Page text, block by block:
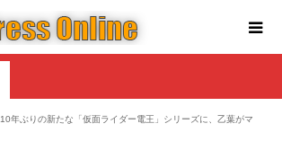
10年ぶりの新たな「仮面ライダー電王」シリーズに、乙葉がマ